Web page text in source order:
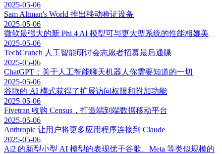
2025-05-06
Sam Altman's World 推出移动验证设备
2025-05-06
微软最强大的新 Phi 4 AI 模型可与更大型系统的性能相媲美
2025-05-06
TechCrunch 人工智能研讨会志愿者招募最后通牒
2025-05-06
ChatGPT：关于人工智能聊天机器人你需要知道的一切
2025-05-06
谷歌的 AI 模式获得了扩展访问权限和附加功能
2025-05-06
Fivetran 收购 Census，打造端到端数据移动平台
2025-05-06
Anthropic 让用户将更多应用程序连接到 Claude
2025-05-06
Ai2 的新型小型 AI 模型的表现优于谷歌、Meta 等类似规模的